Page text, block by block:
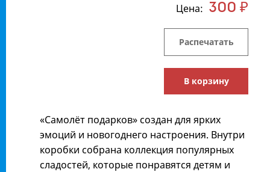
Цена: 300 ₽
Распечатать
В корзину
«Самолёт подарков» создан для ярких
эмоций и новогоднего настроения. Внутри
коробки собрана коллекция популярных
сладостей, которые понравятся детям и